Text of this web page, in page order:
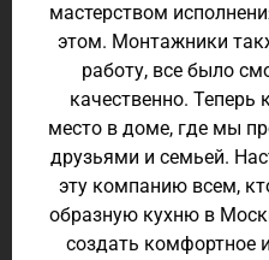
мастерством
этом. Монтажники
работу, все было
качественно.
место в доме, где мы
друзьями и семьей.
эту компанию всем,
образную кухню в
создать комфортное